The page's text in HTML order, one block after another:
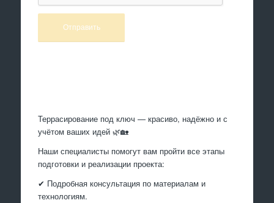
Террасирование под ключ — красиво, надёжно и с
учётом ваших идей 🌿🏡
Наши специалисты помогут вам пройти все этапы
подготовки и реализации проекта:
✔ Подробная консультация по материалам и
технологиям.